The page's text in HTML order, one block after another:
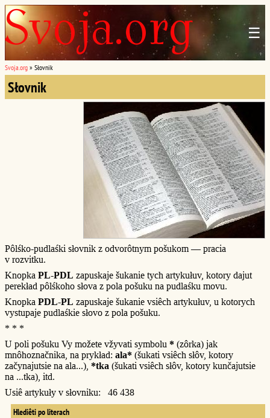
☰
Svoja.org » Słovnik
Słovnik
Pôlśko-pudlaśki słovnik z odvorôtnym pošukom — pracia
v rozvitku.
Knopka PL-PDL zapuskaje šukanie tych artykułuv, kotory dajut
perekład pôlśkoho słova z pola pošuku na pudlaśku movu.
Knopka PDL-PL zapuskaje šukanie vsiêch artykułuv, u kotorych
vystupaje pudlaśkie słovo z pola pošuku.
* * *
U poli pošuku Vy možete vžyvati symbolu * (zôrka) jak
mnôhoznačnika, na prykład: ala* (šukati vsiêch słôv, kotory
začynajutsie na ala...), *tka (šukati vsiêch słôv, kotory kunčajutsie
na ...tka), itd.
Usiê artykuły v słovniku: 46 438
Hlediêti po literach